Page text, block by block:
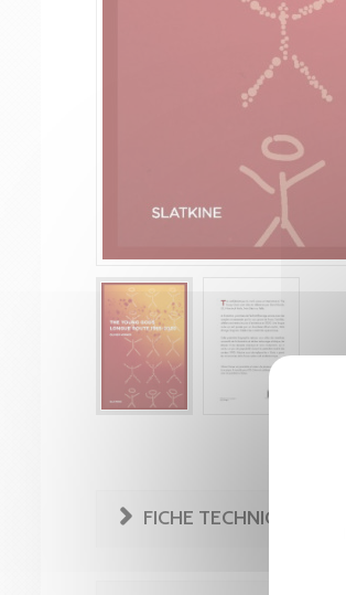
FICHE TECHNIQUE